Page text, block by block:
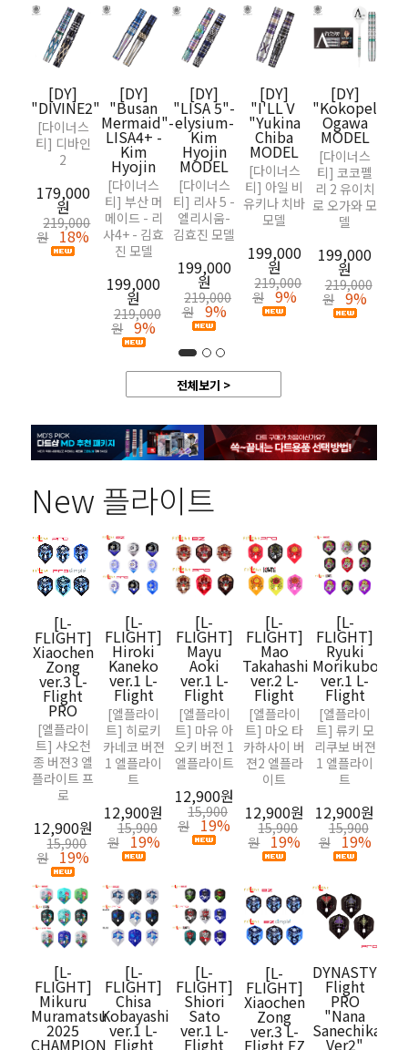
[DY]
"DIVINE2"
[다이너스
티] 디바인
2
179,000
원
219,000
원
18%
[DY]
"Busan
Mermaid"-
LISA4+ -
Kim
Hyojin
[다이너스
티] 부산 머
메이드 - 리
사4+ - 김효
진 모델
199,000
원
219,000
원 9%
[DY]
"LISA 5"-
elysium-
Kim
Hyojin
MODEL
[다이너스
티] 리사 5 -
엘리시움-
김효진 모델
199,000
원
219,000
원
9%
[DY]
"I'LLⅤ
"Yukina
Chiba
MODEL
[다이너스
티] 아일 비
유키나 치바
모델
199,000
원
219,000
원
9%
[DY]
Ogawa
MODEL
[다이너스
티] 코코펠
리 2 유이치
로 오가와 모
델
199,000
원
219,000
원 9%
전체보기 >
New 플라이트
[L-
FLIGHT]
Xiaochen
Zong
ver.3 L-
Flight
PRO
[엘플라이
트] 샤오천
종 버젼3 엘
플라이트 프
로
12,900원
15,900
원
19%
[L-
FLIGHT]
Hiroki
Kaneko
ver.1 L-
Flight
[엘플라이
트] 히로키
카네코 버젼
1 엘플라이
트
12,900원
15,900
원
19%
[L-
FLIGHT]
Mayu
Aoki
ver.1 L-
Flight
[엘플라이
트] 마유 아
오키 버전 1
엘플라이트
12,900원
15,900
원
19%
[L-
FLIGHT]
Mao
Takahashi
ver.2 L-
Flight
[엘플라이
트] 마오 타
카하사이 버
젼2 엘플라
이트
12,900원
15,900
원
19%
[L-
FLIGHT]
Ryuki
Morikubo
ver.1 L-
Flight
[엘플라이
트] 류키 모
리쿠보 버젼
1 엘플라이
트
12,900원
15,900
원
19%
[L-
FLIGHT]
Mikuru
Muramatsu
2025
CHAMPION
[L-
FLIGHT]
Chisa
Kobayashi
ver.1 L-
Flight
[L-
FLIGHT]
Shiori
Sato
ver.1 L-
Flight
[L-
FLIGHT]
Xiaochen
Zong
ver.3 L-
Flight EZ
DYNASTY×L-
Flight
PRO
"Nana
Sanechika
Ver2"